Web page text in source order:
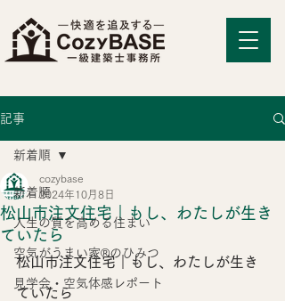
記事
新着順
人生の質を高める住まい
空気がうまい家®のひみつ
見学会・空気体感レポート
新着順
松山市注文住宅｜もし、わたしが生き
ていたら
cozybase
2024年10月8日
松山市注文住宅｜もし、わたしが生き
ていたら